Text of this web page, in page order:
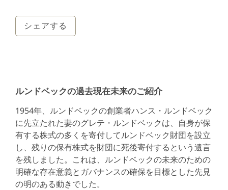
シェアする
ルンドベックの過去現在未来のご紹介
1954年、ルンドベックの創業者ハンス・ルンドベック
に先立たれた妻のグレテ・ルンドベックは、自身が保
有する株式の多くを寄付してルンドベック財団を設立
し、残りの保有株式を財団に死後寄付するという遺言
を残しました。これは、ルンドベックの未来のための
明確な存在意義とガバナンスの確保を目標とした先見
の明のある動きでした。